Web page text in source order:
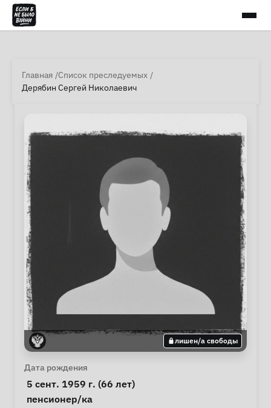
Главная Список преследуемых
Дерябин Сергей Николаевич
лишен/а свободы
Личная информация
Дата рождения
5 сент. 1959 г. (66 лет)
Особые обстоятельства
пенсионер/ка